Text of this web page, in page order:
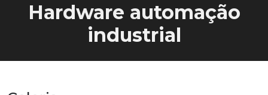
Hardware automação
industrial